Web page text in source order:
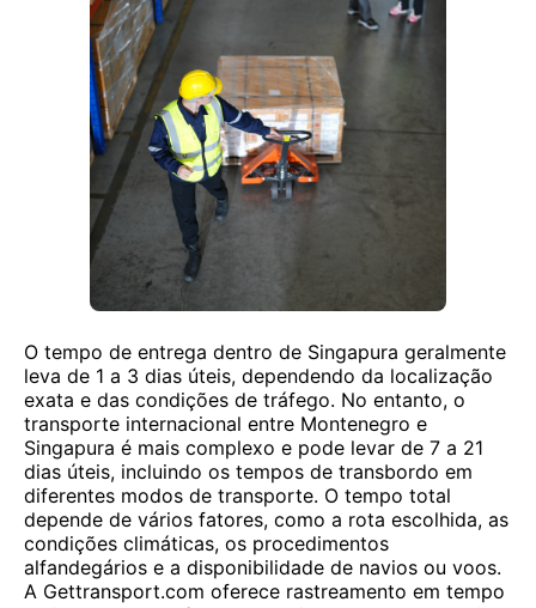
O tempo de entrega dentro de Singapura geralmente
leva de 1 a 3 dias úteis, dependendo da localização
exata e das condições de tráfego. No entanto, o
transporte internacional entre Montenegro e
Singapura é mais complexo e pode levar de 7 a 21
dias úteis, incluindo os tempos de transbordo em
diferentes modos de transporte. O tempo total
depende de vários fatores, como a rota escolhida, as
condições climáticas, os procedimentos
alfandegários e a disponibilidade de navios ou voos.
A Gettransport.com oferece rastreamento em tempo